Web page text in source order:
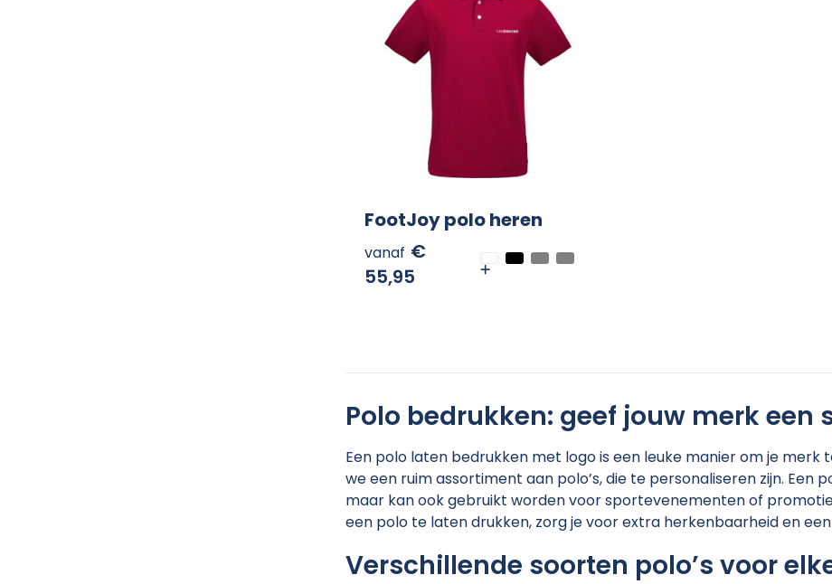
FootJoy polo heren
vanaf €
55,95
Polo bedrukken: geef jouw merk
Een polo laten bedrukken met logo is een leuke manier om je merk
we een ruim assortiment aan polo’s, die te personaliseren zijn. Een
maar kan ook gebruikt worden voor sportevenementen of
een polo te laten drukken, zorg je voor extra herkenbaarheid en
Verschillende soorten polo’s voor